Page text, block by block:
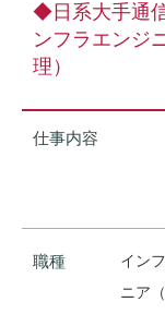
◆日系大手通
ンフラエンジ
理）
仕事内容
職種
イン
ニア